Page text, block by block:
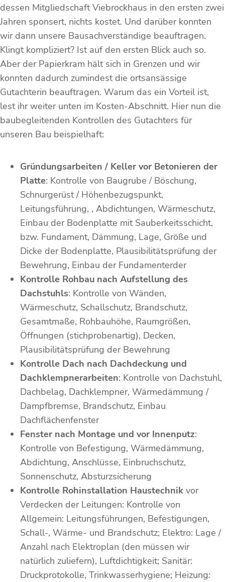
dessen Mitgliedschaft Viebrockhaus in den ersten zwei
Jahren sponsert, nichts kostet. Und darüber konnten
wir dann unsere Bausachverständige beauftragen.
Klingt kompliziert? Ist auf den ersten Blick auch so.
Aber der Papierkram hält sich in Grenzen und wir
konnten dadurch zumindest die ortsansässige
Gutachterin beauftragen. Warum das ein Vorteil ist,
lest ihr weiter unten im Kosten-Abschnitt. Hier nun die
baubegleitenden Kontrollen des Gutachters für
unseren Bau beispielhaft:
Gründungsarbeiten / Keller vor Betonieren der
Platte: Kontrolle von Baugrube / Böschung,
Schnurgerüst / Höhenbezugspunkt,
Leitungsführung, , Abdichtungen, Wärmeschutz,
Einbau der Bodenplatte mit Sauberkeitsschicht,
bzw. Fundament, Dämmung, Lage, Größe und
Dicke der Bodenplatte, Plausibilitätsprüfung der
Bewehrung, Einbau der Fundamenterder
Kontrolle Rohbau nach Aufstellung des
Dachstuhls: Kontrolle von Wänden,
Wärmeschutz, Schallschutz, Brandschutz,
Gesamtmaße, Rohbauhöhe, Raumgrößen,
Öffnungen (stichprobenartig), Decken,
Plausibilitätsprüfung der Bewehrung
Kontrolle Dach nach Dachdeckung und
Dachklempnerarbeiten: Kontrolle von Dachstuhl,
Dachbelag, Dachklempner, Wärmedämmung /
Dampfbremse, Brandschutz, Einbau
Dachflächenfenster
Fenster nach Montage und vor Innenputz:
Kontrolle von Befestigung, Wärmedämmung,
Abdichtung, Anschlüsse, Einbruchschutz,
Sonnenschutz, Absturzsicherung
Kontrolle Rohinstallation Haustechnik vor
Verdecken der Leitungen: Kontrolle von
Allgemein: Leitungsführungen, Befestigungen,
Schall-, Wärme- und Brandschutz; Elektro: Lage /
Anzahl nach Elektroplan (den müssen wir
natürlich zuliefern), Luftdichtigkeit; Sanitär:
Druckprotokolle, Trinkwasserhygiene; Heizung: